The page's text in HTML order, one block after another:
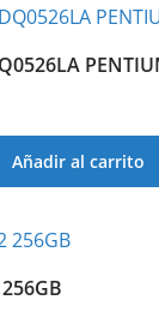
Añadir al carrito